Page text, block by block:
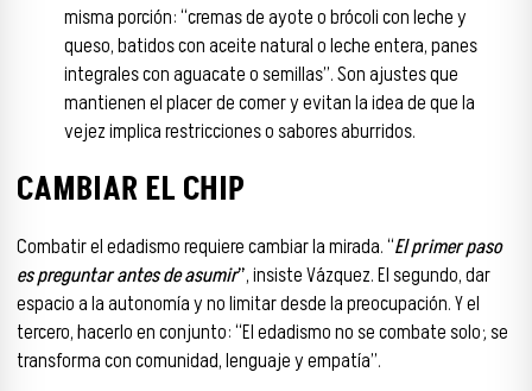
misma porción: “cremas de ayote o brócoli con leche y
queso, batidos con aceite natural o leche entera, panes
integrales con aguacate o semillas”. Son ajustes que
mantienen el placer de comer y evitan la idea de que la
vejez implica restricciones o sabores aburridos.
CAMBIAR EL CHIP
Combatir el edadismo requiere cambiar la mirada. “El primer paso
es preguntar antes de asumir”, insiste Vázquez. El segundo, dar
espacio a la autonomía y no limitar desde la preocupación. Y el
tercero, hacerlo en conjunto: “El edadismo no se combate solo; se
transforma con comunidad, lenguaje y empatía”.